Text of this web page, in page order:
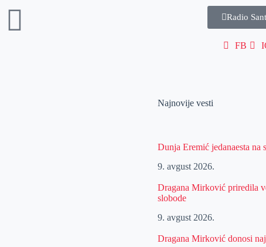
Radio
FB
Najnovije vesti
Dunja Eremić jedanaesta na
9. avgust 2026.
Dragana Mirković priredila
slobode
9. avgust 2026.
Dragana Mirković donosi